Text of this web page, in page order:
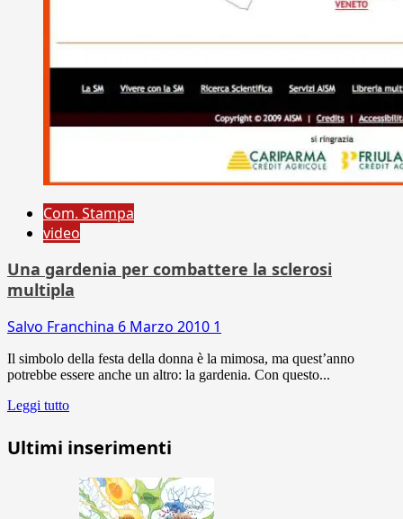
Com. Stampa
video
Una gardenia per combattere la sclerosi
multipla
Salvo Franchina 6 Marzo 2010 1
Il simbolo della festa della donna è la mimosa, ma quest’anno
potrebbe essere anche un altro: la gardenia. Con questo...
Leggi tutto
Ultimi inserimenti